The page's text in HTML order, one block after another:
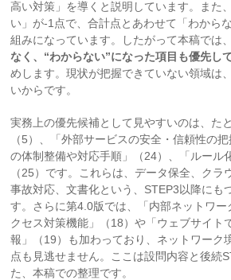
高い対策」を導くと説明しています。また
い」が-1点で、合計点とあわせて「わから
組みになっています。したがって本稿では、
なく、“わからない”になった項目も優先し
めします。現状が把握できていない領域は
いからです。
実務上の優先候補として見やすいのは、た
（5）、「外部サービスの安全・信頼性の
の体制整備や対応手順」（24）、「ルール
（25）です。これらは、データ保全、クラ
事故対応、文書化という、STEP3以降にも
す。さらに第4.0版では、「内部ネットワー
クセス対策機能」（18）や「ウェブサイト
報」（19）も加わっており、ネットワーク
点も見逃せません。ここは設問内容と後続
た、本稿での整理です。